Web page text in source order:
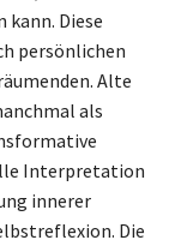
Diese
persönlichen
Alte
als
Interpretation
innerer
Die